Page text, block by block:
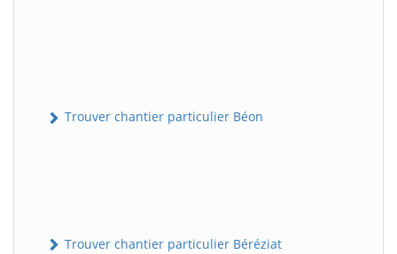
Trouver chantier particulier Béon
Trouver chantier particulier Béréziat